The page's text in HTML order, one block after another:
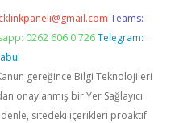
Teams:
0262 606 0 726 Telegram:
gereğince Bilgi Teknolojileri
onaylanmış bir Yer Sağlayıcı
sitedeki içerikleri proaktif